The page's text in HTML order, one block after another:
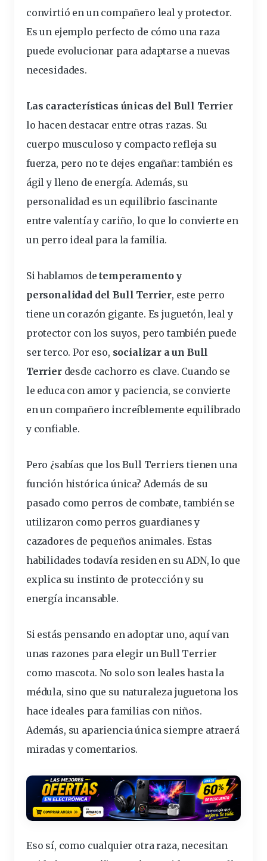
convirtió en un compañero leal y protector.
Es un ejemplo perfecto de cómo una raza
puede evolucionar para adaptarse a nuevas
necesidades.
Las características únicas del Bull Terrier
lo hacen destacar entre otras razas. Su
cuerpo musculoso y compacto refleja su
fuerza, pero no te dejes engañar: también es
ágil y lleno de energía. Además, su
personalidad es un equilibrio fascinante
entre valentía y cariño, lo que lo convierte en
un perro ideal para la familia.
Si hablamos detemperamento y
personalidad del Bull Terrier, este perro
tiene un corazón gigante. Es juguetón, leal y
protector con los suyos, pero también puede
ser terco. Por eso, socializar a un Bull
Terrierdesde cachorro es clave. Cuando se
le educa con amor y paciencia, se convierte
en un compañero increíblemente equilibrado
y confiable.
Pero ¿sabías que los Bull Terriers tienen una
función histórica única? Además de su
pasado como perros de combate, también se
utilizaron como perros guardianesy
cazadores de pequeños animales. Estas
habilidades todavía residen en su ADN, lo que
explica su instinto de proteccióny su
energía incansable.
Si estás pensando en adoptar uno, aquí van
unasrazones para elegir un Bull Terrier
como mascota. No solo son leales hasta la
médula, sino que su naturaleza juguetona los
hace ideales para familias con niños.
Además, su apariencia única siempre atraerá
miradas y comentarios.
Eso sí, como cualquier otra raza, necesitan